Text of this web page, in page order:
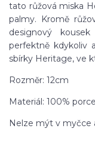
tato růžová miska
palmy. Kromě
designový
perfektně kdykoliv
sbírky Heritage, ve
Rozměr: 12cm
Materiál: 100%
Nelze mýt v myčce